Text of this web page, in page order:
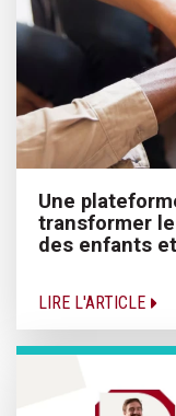
Une
transformer
des enfants
LIRE L'ARTICLE